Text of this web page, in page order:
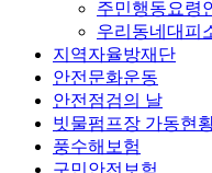
주민행동요령
우리동네대피
지역자율방재단
안전문화운동
안전점검의 날
빗물펌프장 가동현
풍수해보험
구민안전보험